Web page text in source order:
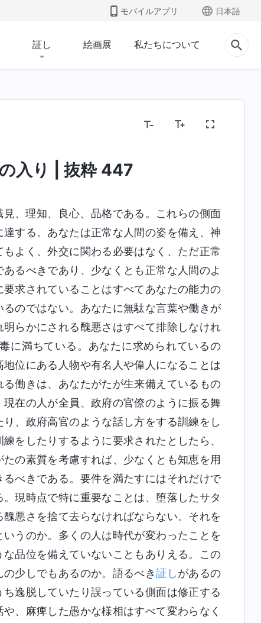
モバイルアプリ 日本語
証し 絵画展 私たちについて
入り | 抜粋 447
、理知、良心、品格である。これらの側面
する。あなたは正常な人間の姿を備え、神
よく、外交に関わる必要はなく、ただ正常
るべきであり、少なくとも正常な人間のよ
求されていることはすべてあなたの能力の
のではない。あなたに無駄な言葉や働きが
らかにされる醜悪さはすべて排除しなけれ
に満ちている。あなたに求められているの
位にある人物や有名人や偉人になることは
働きは、あなたがたが生来備えているもの
在の人が全員、政府の官僚のように振る舞
、政府高官のような話し方をする訓練をし
をしたりするように要求されたとしたら、
の素質を考慮すれば、少なくとも知恵を用
べきである。要件を満たすにはそれだけで
現時点で特に重要なことは、堕落したサタ
悪さを捨て去らなければならない。それを
うのか。多くの人は時代が変わったことを
品位を備えていないこともありえる。この
少しでもあるのか。語るべき証しがあるの
逸脱していたり誤っている側面は修正する
、麻痺した愚かな様相はすべて変わらなく